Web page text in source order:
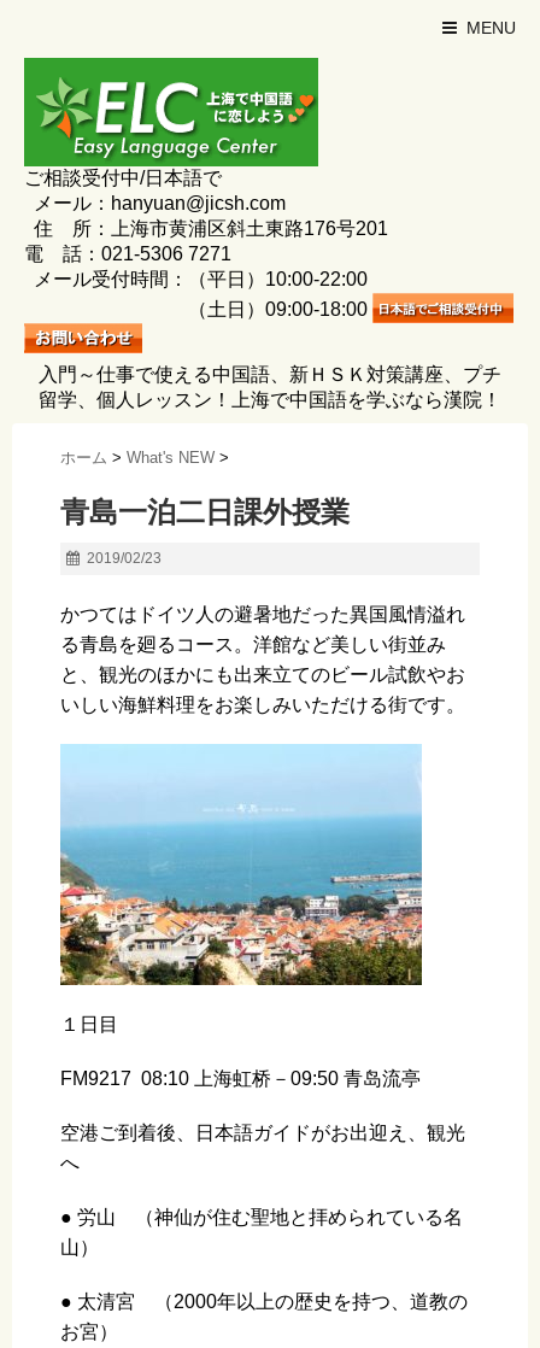
MENU
ご相談受付中/日本語で
メール：hanyuan@jicsh.com
住 所：上海市黄浦区斜土東路176号201
電 話：021-5306 7271
メール受付時間：（平日）10:00-22:00
（土日）09:00-18:00
入門～仕事で使える中国語、新ＨＳＫ対策講座、プチ
留学、個人レッスン！上海で中国語を学ぶなら漢院！
ホーム > What's NEW >
青島一泊二日課外授業
2019/02/23
かつてはドイツ人の避暑地だった異国風情溢れ
る青島を廻るコース。洋館など美しい街並み
と、観光のほかにも出来立てのビール試飲やお
いしい海鮮料理をお楽しみいただける街です。
１日目
FM9217 08:10 上海虹桥－09:50 青岛流亭
空港ご到着後、日本語ガイドがお出迎え、観光
へ
● 労山 （神仙が住む聖地と拝められている名
山）
● 太清宮 （2000年以上の歴史を持つ、道教の
お宮）